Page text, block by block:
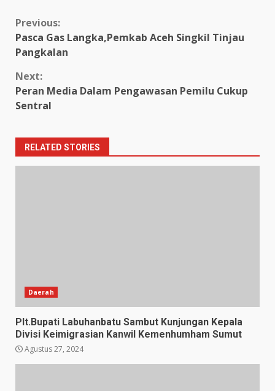
Continue
Reading
Previous:
Pasca Gas Langka,Pemkab Aceh Singkil Tinjau
Pangkalan
Next:
Peran Media Dalam Pengawasan Pemilu Cukup
Sentral
RELATED STORIES
Daerah
Plt.Bupati Labuhanbatu Sambut Kunjungan Kepala
Divisi Keimigrasian Kanwil Kemenhumham Sumut
Agustus 27, 2024